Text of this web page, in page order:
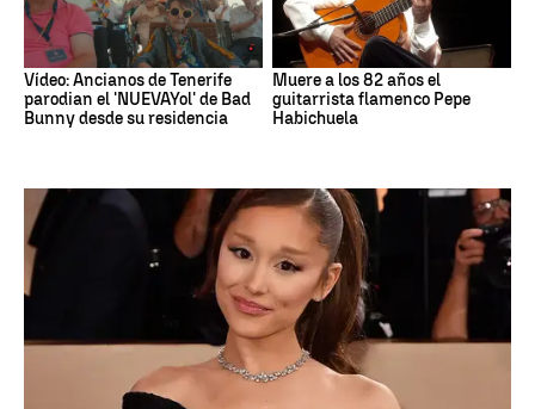
Vídeo: Ancianos de Tenerife
parodian el 'NUEVAYol' de Bad
Bunny desde su residencia
Muere a los 82 años el
guitarrista flamenco Pepe
Habichuela